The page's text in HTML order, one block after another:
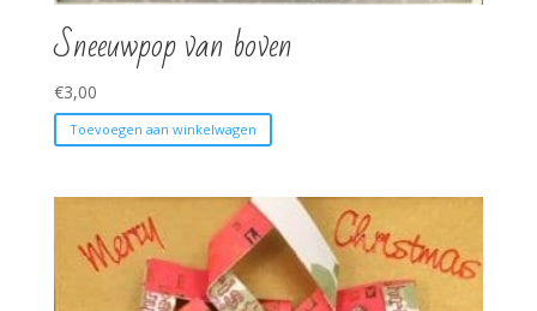
Sneeuwpop van boven
€3,00
Toevoegen aan winkelwagen